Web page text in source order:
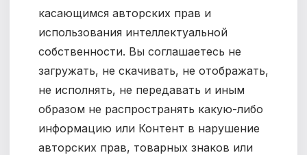
касающимся авторских прав и
использования интеллектуальной
собственности. Вы соглашаетесь не
загружать, не скачивать, не отображать,
не исполнять, не передавать и иным
образом не распространять какую-либо
информацию или Контент в нарушение
авторских прав, товарных знаков или